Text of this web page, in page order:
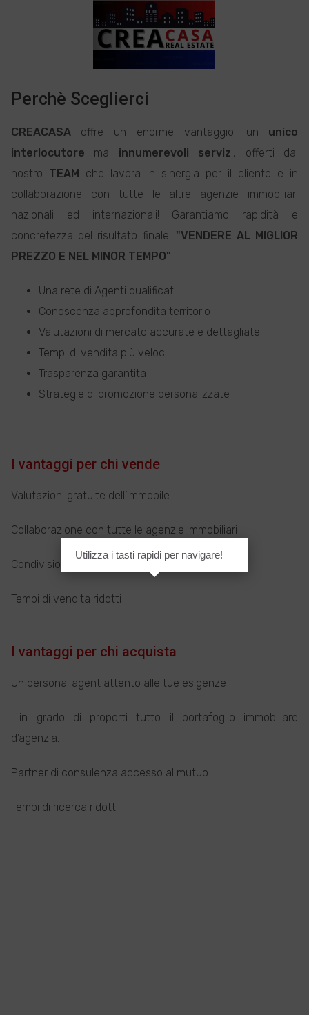
Perchè Sceglierci
CREACASAoffre un enorme vantaggio: un unico
interlocutore ma innumerevoli servizi, offerti dal
nostro TEAM che lavora in sinergia per il cliente e in
collaborazione con tutte le altre agenzie immobiliari
nazionali ed internazionali! Garantiamo rapidità e
concretezza del risultato finale: "VENDERE AL MIGLIOR
PREZZO E NEL MINOR TEMPO".
Una rete di Agenti qualificati
Conoscenza approfondita territorio
Valutazioni di mercato accurate e dettagliate
Tempi di vendita più veloci
Trasparenza garantita
Strategie di promozione personalizzate
I vantaggi per chi vende
Valutazioni gratuite dell’immobile
Collaborazione con tutte le agenzie immobiliari
Condivisione dell’incarico
Tempi di vendita ridotti
I vantaggi per chi acquista
Un personal agent attento alle tue esigenze
in grado di proporti tutto il portafoglio immobiliare
d’agenzia.
Partner di consulenza accesso al mutuo.
Tempi di ricerca ridotti.
Utilizza i tasti rapidi per navigare!